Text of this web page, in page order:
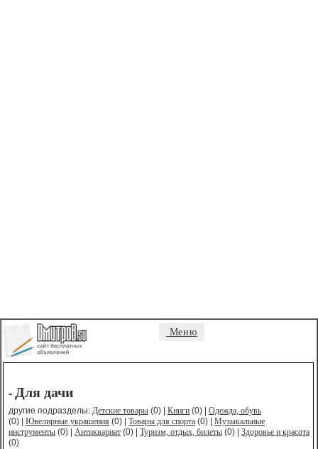
Меню
- Для дачи
другие подразделы: Детские товары (0) | Книги (0) | Одежда, обувь
(0) | Ювелирные украшения (0) | Товары для спорта (0) | Музыкальные
инструменты (0) | Антиквариат (0) | Туризм, отдых, билеты (0) | Здоровье и красота
(0)